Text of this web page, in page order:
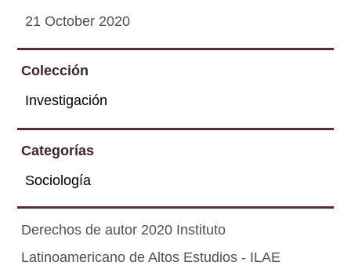
21 October 2020
Colección
Investigación
Categorías
Sociología
Derechos de autor 2020 Instituto
Latinoamericano de Altos Estudios - ILAE